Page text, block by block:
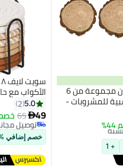
سويت لايف ٨ قطع من قواعد
الأكواب مع حامل، طقم قواعد أكواب
قطنية منسوجة بتصميم بوهو
بسيط، لحماية سطح طاولة القهوة
والبار، مناسب لأنواع الأكواب
المختلفة (٤.٣ بوصة).
5.0
2
توصيل مجاني
توصيل مجاني
خصم إضافي %15